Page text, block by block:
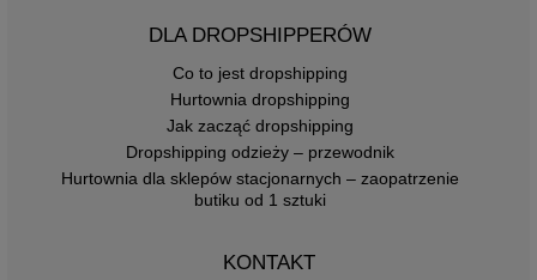
DLA DROPSHIPPERÓW
Co to jest dropshipping
Hurtownia dropshipping
Jak zacząć dropshipping
Dropshipping odzieży – przewodnik
Hurtownia dla sklepów stacjonarnych – zaopatrzenie
butiku od 1 sztuki
KONTAKT